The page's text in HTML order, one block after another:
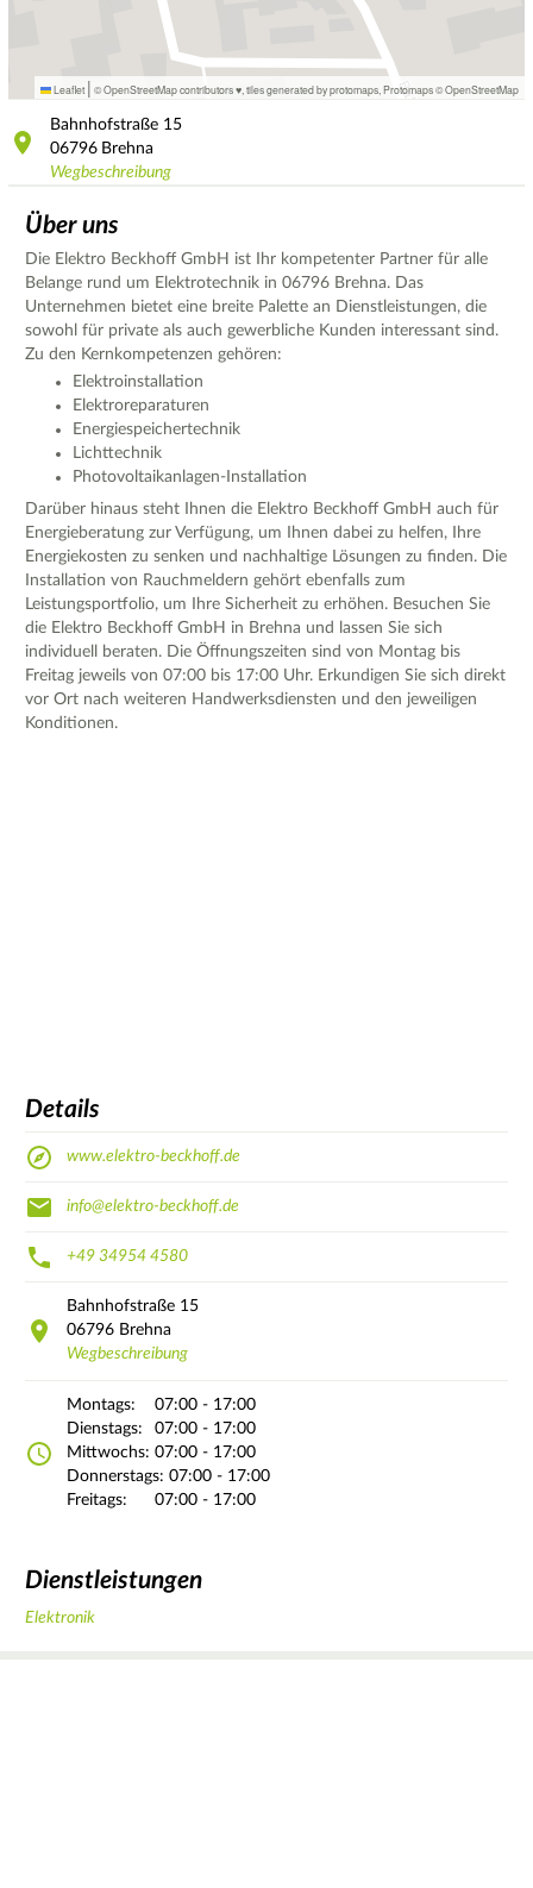
Leaflet | © OpenStreetMap contributors ♥, tiles generated by protomaps Protomaps©OpenStreetMap
Bahnhofstraße 15
06796 Brehna
Wegbeschreibung
Über uns
Die Elektro Beckhoff GmbH ist Ihr kompetenter Partner für alle
Belange rund um Elektrotechnik in 06796 Brehna. Das
Unternehmen bietet eine breite Palette an Dienstleistungen, die
sowohl für private als auch gewerbliche Kunden interessant sind.
Zu den Kernkompetenzen gehören:
Elektroinstallation
Elektroreparaturen
Energiespeichertechnik
Lichttechnik
Photovoltaikanlagen-Installation
Darüber hinaus steht Ihnen die Elektro Beckhoff GmbH auch für
Energieberatung zur Verfügung, um Ihnen dabei zu helfen, Ihre
Energiekosten zu senken und nachhaltige Lösungen zu finden. Die
Installation von Rauchmeldern gehört ebenfalls zum
Leistungsportfolio, um Ihre Sicherheit zu erhöhen. Besuchen Sie
die Elektro Beckhoff GmbH in Brehna und lassen Sie sich
individuell beraten. Die Öffnungszeiten sind von Montag bis
Freitag jeweils von 07:00 bis 17:00 Uhr. Erkundigen Sie sich direkt
vor Ort nach weiteren Handwerksdiensten und den jeweiligen
Konditionen.
Details
www.elektro-beckhoff.de
info@elektro-beckhoff.de
+49 34954 4580
Bahnhofstraße 15
06796 Brehna
Wegbeschreibung
Montags:
07:00 - 17:00
Dienstags:
07:00 - 17:00
Mittwochs: 07:00 - 17:00
Donnerstags: 07:00 - 17:00
Freitags:
07:00 - 17:00
Dienstleistungen
Elektronik